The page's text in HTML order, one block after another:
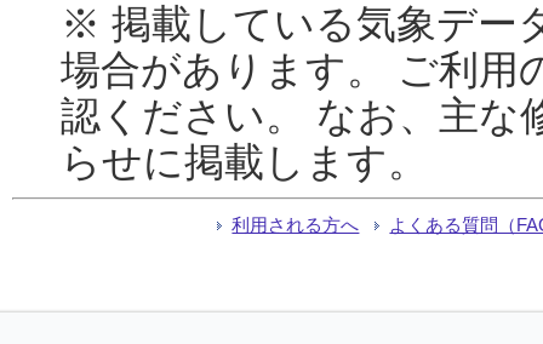
※ 掲載している気象デー
場合があります。 ご利用
認ください。 なお、主な
らせに掲載します。
利用される方へ よくある質問（